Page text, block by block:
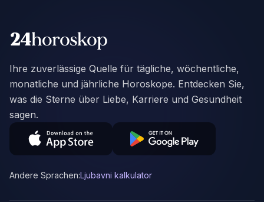
Ihre zuverlässige Quelle für tägliche, wöchentliche,
monatliche und jährliche Horoskope. Entdecken Sie,
was die Sterne über Liebe, Karriere und Gesundheit
sagen.
Andere Sprachen:Ljubavni kalkulator